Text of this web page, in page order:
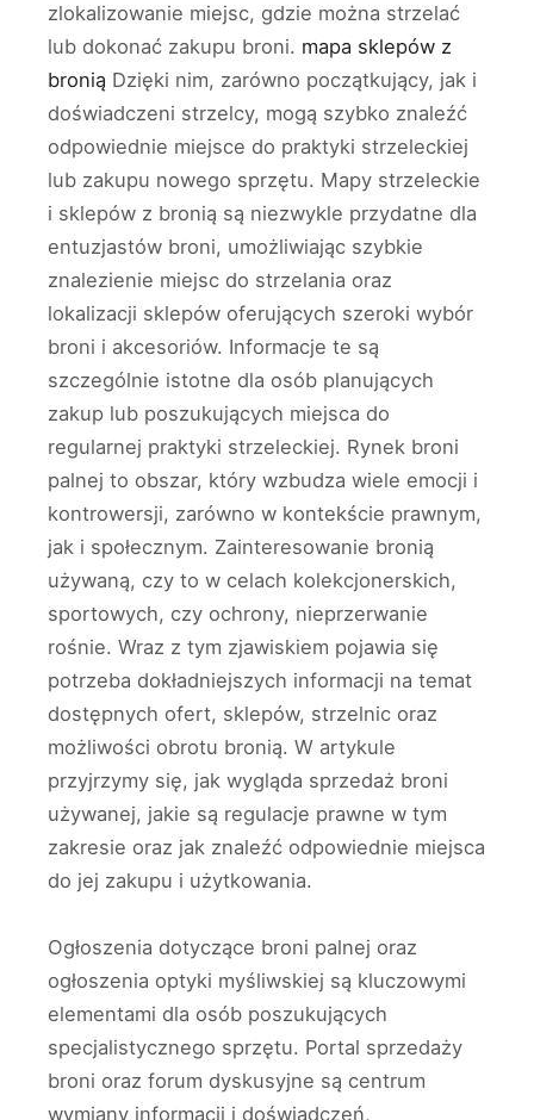
zlokalizowanie miejsc, gdzie można strzelać
lub dokonać zakupu broni. mapa sklepów z
bronią Dzięki nim, zarówno początkujący, jak i
doświadczeni strzelcy, mogą szybko znaleźć
odpowiednie miejsce do praktyki strzeleckiej
lub zakupu nowego sprzętu. Mapy strzeleckie
i sklepów z bronią są niezwykle przydatne dla
entuzjastów broni, umożliwiając szybkie
znalezienie miejsc do strzelania oraz
lokalizacji sklepów oferujących szeroki wybór
broni i akcesoriów. Informacje te są
szczególnie istotne dla osób planujących
zakup lub poszukujących miejsca do
regularnej praktyki strzeleckiej. Rynek broni
palnej to obszar, który wzbudza wiele emocji i
kontrowersji, zarówno w kontekście prawnym,
jak i społecznym. Zainteresowanie bronią
używaną, czy to w celach kolekcjonerskich,
sportowych, czy ochrony, nieprzerwanie
rośnie. Wraz z tym zjawiskiem pojawia się
potrzeba dokładniejszych informacji na temat
dostępnych ofert, sklepów, strzelnic oraz
możliwości obrotu bronią. W artykule
przyjrzymy się, jak wygląda sprzedaż broni
używanej, jakie są regulacje prawne w tym
zakresie oraz jak znaleźć odpowiednie miejsca
do jej zakupu i użytkowania.
Ogłoszenia dotyczące broni palnej oraz
ogłoszenia optyki myśliwskiej są kluczowymi
elementami dla osób poszukujących
specjalistycznego sprzętu. Portal sprzedaży
broni oraz forum dyskusyjne są centrum
wymiany informacji i doświadczeń,